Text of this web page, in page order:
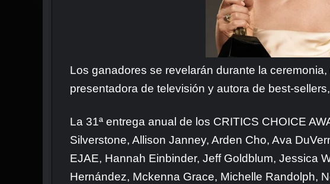
Los ganadores se revelarán durante la
presentadora de televisión y autora de best-
La 31ª entrega anual de los CRITICS CHOICE
Silverstone, Allison Janney, Arden Cho, Ava
EJAE, Hannah Einbinder, Jeff Goldblum, Jessica
Hernández, Mckenna Grace, Michelle Randolph,